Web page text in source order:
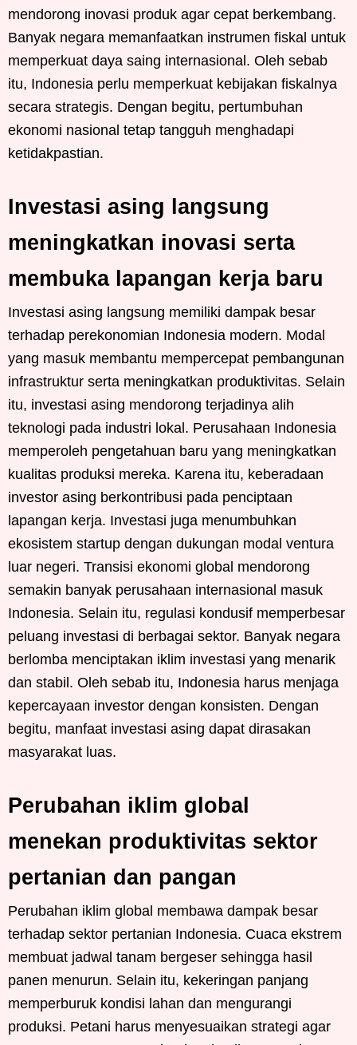
mendorong inovasi produk agar cepat berkembang.
Banyak negara memanfaatkan instrumen fiskal untuk
memperkuat daya saing internasional. Oleh sebab
itu, Indonesia perlu memperkuat kebijakan fiskalnya
secara strategis. Dengan begitu, pertumbuhan
ekonomi nasional tetap tangguh menghadapi
ketidakpastian.
Investasi asing langsung
meningkatkan inovasi serta
membuka lapangan kerja baru
Investasi asing langsung memiliki dampak besar
terhadap perekonomian Indonesia modern. Modal
yang masuk membantu mempercepat pembangunan
infrastruktur serta meningkatkan produktivitas. Selain
itu, investasi asing mendorong terjadinya alih
teknologi pada industri lokal. Perusahaan Indonesia
memperoleh pengetahuan baru yang meningkatkan
kualitas produksi mereka. Karena itu, keberadaan
investor asing berkontribusi pada penciptaan
lapangan kerja. Investasi juga menumbuhkan
ekosistem startup dengan dukungan modal ventura
luar negeri. Transisi ekonomi global mendorong
semakin banyak perusahaan internasional masuk
Indonesia. Selain itu, regulasi kondusif memperbesar
peluang investasi di berbagai sektor. Banyak negara
berlomba menciptakan iklim investasi yang menarik
dan stabil. Oleh sebab itu, Indonesia harus menjaga
kepercayaan investor dengan konsisten. Dengan
begitu, manfaat investasi asing dapat dirasakan
masyarakat luas.
Perubahan iklim global
menekan produktivitas sektor
pertanian dan pangan
Perubahan iklim global membawa dampak besar
terhadap sektor pertanian Indonesia. Cuaca ekstrem
membuat jadwal tanam bergeser sehingga hasil
panen menurun. Selain itu, kekeringan panjang
memperburuk kondisi lahan dan mengurangi
produksi. Petani harus menyesuaikan strategi agar